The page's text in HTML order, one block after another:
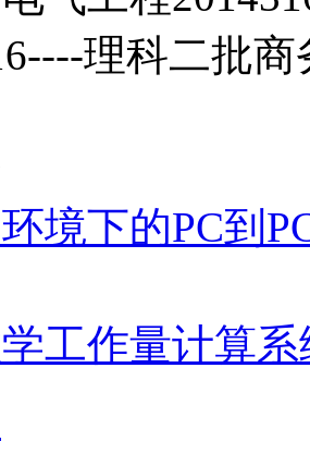
理科二批
境下的PC到
工作量计算